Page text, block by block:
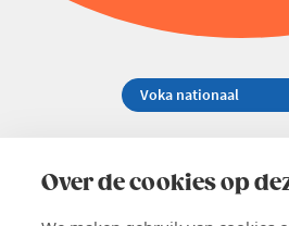
Over de cookies op
02 229 81 11